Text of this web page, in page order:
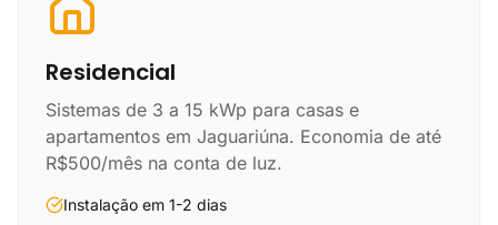
Residencial
Sistemas de 3 a 15 kWp para casas e
apartamentos em Jaguariúna. Economia de até
R$500/mês na conta de luz.
Instalação em 1-2 dias